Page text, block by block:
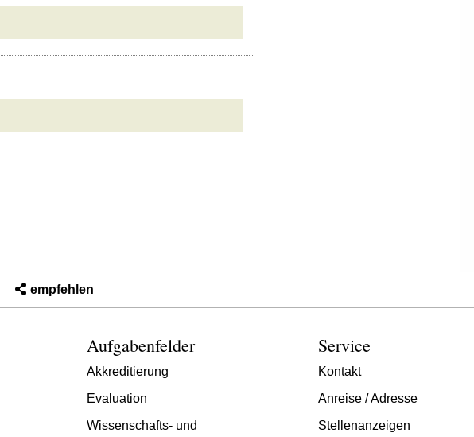
empfehlen
Aufgabenfelder
Akkreditierung
Evaluation
Wissenschafts- und
Service
Kontakt
Anreise / Adresse
Stellenanzeigen